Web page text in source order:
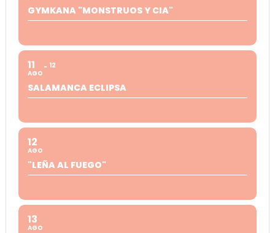
GYMKANA "MONSTRUOS Y CIA"
11
AGO
12
SALAMANCA ECLIPSA
12
AGO
"LEÑA AL FUEGO"
13
AGO